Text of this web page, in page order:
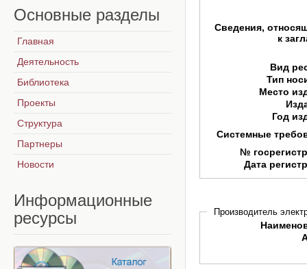
Сведения,
к
Вид
Тип
Место
Год
Системные
№
Дата
Производитель
Основные разделы
Главная
Деятельность
Библиотека
Проекты
Структура
Партнеры
Новости
Информационные
ресурсы